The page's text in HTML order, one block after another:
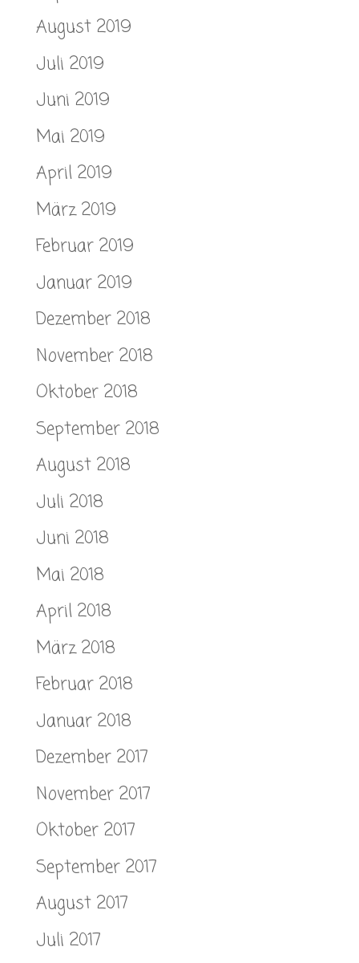
August 2019
Juli 2019
Juni 2019
Mai 2019
April 2019
März 2019
Februar 2019
Januar 2019
Dezember 2018
November 2018
Oktober 2018
September 2018
August 2018
Juli 2018
Juni 2018
Mai 2018
April 2018
März 2018
Februar 2018
Januar 2018
Dezember 2017
November 2017
Oktober 2017
September 2017
August 2017
Juli 2017